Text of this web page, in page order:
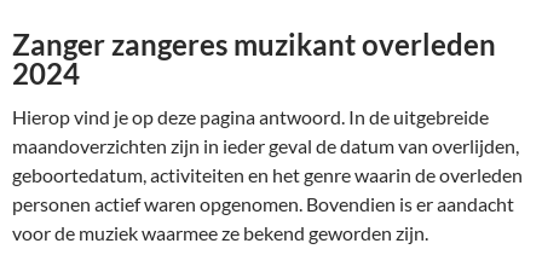
Zanger zangeres muzikant overleden
2024
Hierop vind je op deze pagina antwoord. In de uitgebreide
maandoverzichten zijn in ieder geval de datum van overlijden,
geboortedatum, activiteiten en het genre waarin de overleden
personen actief waren opgenomen. Bovendien is er aandacht
voor de muziek waarmee ze bekend geworden zijn.